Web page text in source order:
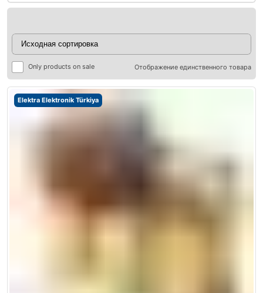
Only products on sale Отображение единственного товара
Elektra Elektronik Türkiya